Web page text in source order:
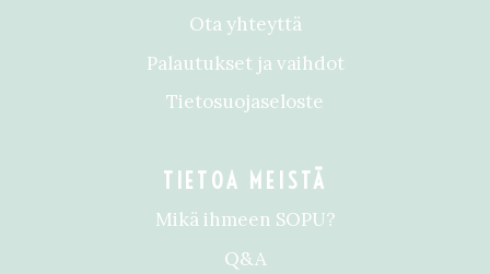
Ota yhteyttä
Palautukset ja vaihdot
Tietosuojaseloste
TIETOA MEISTÄ
Mikä ihmeen SOPU?
Q&A